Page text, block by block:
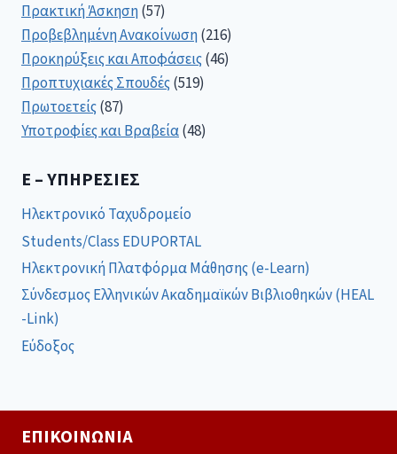
Πρακτική Άσκηση(57)
Προβεβλημένη Ανακοίνωση(216)
Προκηρύξεις και Αποφάσεις(46)
Προπτυχιακές Σπουδές(519)
Πρωτοετείς(87)
Υποτροφίες και Βραβεία(48)
E – ΥΠΗΡΕΣΊΕΣ
Ηλεκτρονικό Ταχυδρομείο
Students/Class EDUPORTAL
Ηλεκτρονική Πλατφόρμα Μάθησης (e-Learn)
Σύνδεσμος Ελληνικών Ακαδημαϊκών Βιβλιοθηκών (HEAL
-Link)
Εύδοξος
ΕΠΙΚΟΙΝΩΝΊΑ